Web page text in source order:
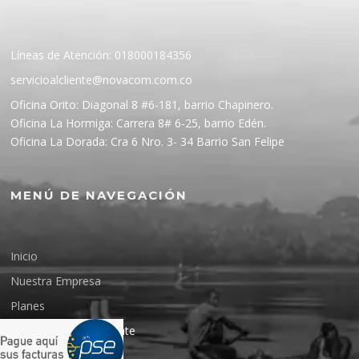
Líneas de Atención: 018000184356
servicioalcliente@novacom.com.co
Oficina Orito: Diagonal 8 #6-181, barrio Chapinero.
Oficina La Hormiga: Carrera 8# 6-25, barrio Edén.
Oficina La Dorada: Cra 6 Nro. 3- 34 Barrio San Felipe
MENÚ DE NAVEGACIÓN
Inicio
Nuestra Empresa
Planes
Información Importante
Contáctenos